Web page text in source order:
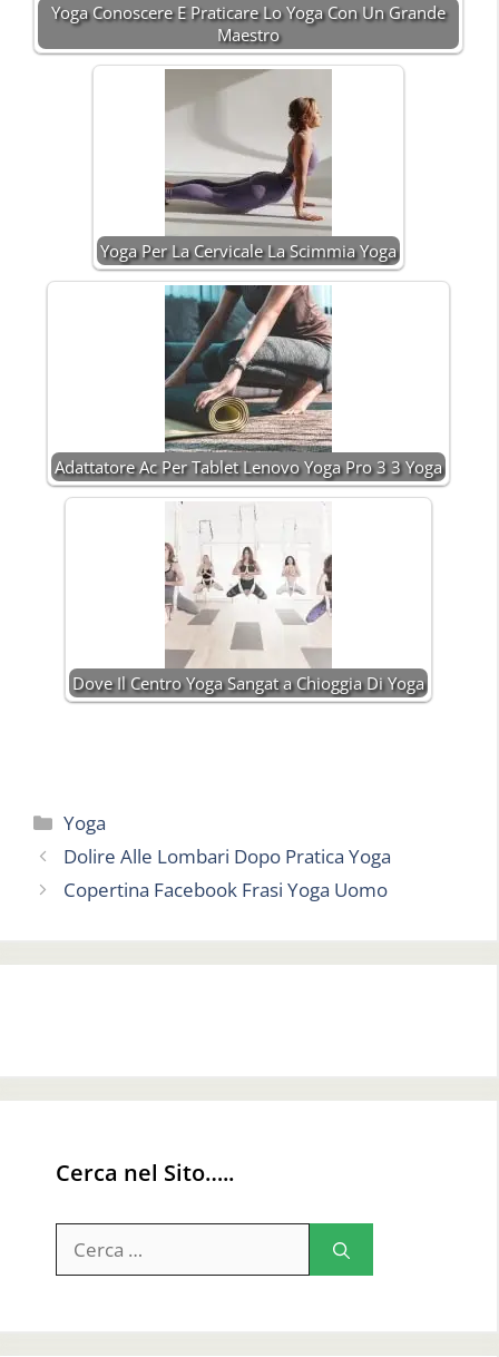
Yoga Conoscere E Praticare Lo Yoga Con Un Grande
Maestro
Yoga Per La Cervicale La Scimmia Yoga
Adattatore Ac Per Tablet Lenovo Yoga Pro 3 3 Yoga
Dove Il Centro Yoga Sangat a Chioggia Di Yoga
Categorie
Yoga
Dolire Alle Lombari Dopo Pratica Yoga
Copertina Facebook Frasi Yoga Uomo
Cerca nel Sito…..
per: